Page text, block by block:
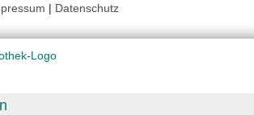
| Datenschutz